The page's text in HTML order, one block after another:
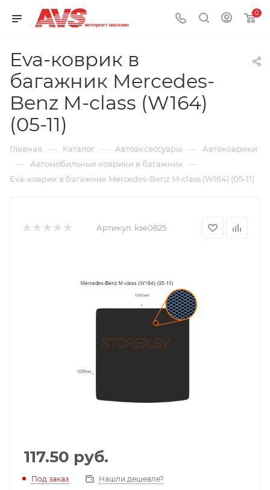
0
Eva-коврик в
багажник Mercedes-
Benz M-class (W164)
(05-11)
Главная — Каталог — Автоаксессуары — Автоковрики
— Автомобильные коврики в багажник —
Eva-коврик в багажник Mercedes-Benz M-class (W164) (05-11)
Артикул: kse0825
117.50 руб.
Под заказ Нашли дешевле?